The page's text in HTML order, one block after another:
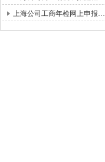
上海公司工商年检网上申报…